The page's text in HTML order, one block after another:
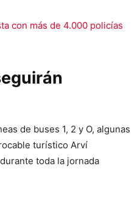
con más de 4.000 policías
de buses 1, 2 y O, algunas
turístico Arví
toda la jornada